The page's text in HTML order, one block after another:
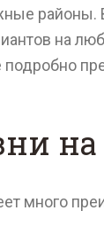
районы.
на
на
много